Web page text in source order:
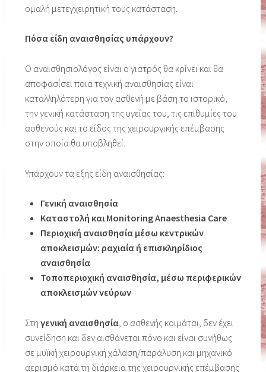
ομαλή μετεγχειρητική τους κατάσταση.
Πόσα είδη αναισθησίας υπάρχουν?
Ο αναισθησιολόγος είναι ο γιατρός θα κρίνει και θα
αποφασίσει ποια τεχνική αναισθησίας είναι
καταλληλότερη για τον ασθενή με βάση το ιστορικό,
την γενική κατάσταση της υγείας του, τις επιθυμίες του
ασθενούς και το είδος της χειρουργικής επέμβασης
στην οποία θα υποβληθεί.
Υπάρχουν τα εξής είδη αναισθησίας:
Γενική αναισθησία
Καταστολή και Monitoring Anaesthesia Care
Περιοχική αναισθησία μέσω κεντρικών
αποκλεισμών: ραχιαία ή επισκληρίδιος
αναισθησία
Τοποπεριοχική αναισθησία, μέσω περιφερικών
αποκλεισμών νεύρων
Στη γενική αναισθησία, ο ασθενής κοιμάται, δεν έχει
συνείδηση και δεν αισθάνεται πόνο και είναι συνήθως
σε μυϊκή χειρουργική χάλαση/παράλυση και μηχανικό
αερισμό κατά τη διάρκεια της χειρουργικής επέμβασης